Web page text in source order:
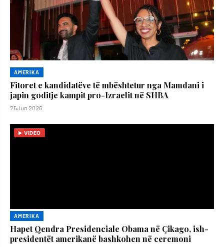
AMERIKA
Fitoret e kandidatëve të mbështetur nga Mamdani i
japin goditje kampit pro-Izraelit në SHBA
25 Jun 2026
VIDEO
AMERIKA
Hapet Qendra Presidenciale Obama në Çikago, ish-
presidentët amerikanë bashkohen në ceremoni